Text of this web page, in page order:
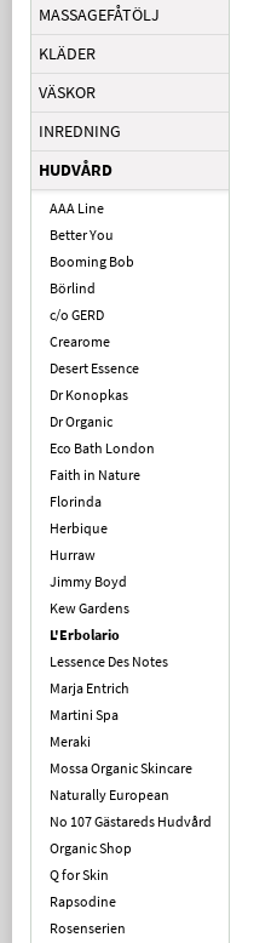
MASSAGEFÅTÖLJ
KLÄDER
VÄSKOR
INREDNING
HUDVÅRD
AAA Line
Better You
Booming Bob
Börlind
c/o GERD
Crearome
Desert Essence
Dr Konopkas
Dr Organic
Eco Bath London
Faith in Nature
Florinda
Herbique
Hurraw
Jimmy Boyd
Kew Gardens
L'Erbolario
Lessence Des Notes
Marja Entrich
Martini Spa
Meraki
Mossa Organic Skincare
Naturally European
No 107 Gästareds Hudvård
Organic Shop
Q for Skin
Rapsodine
Rosenserien